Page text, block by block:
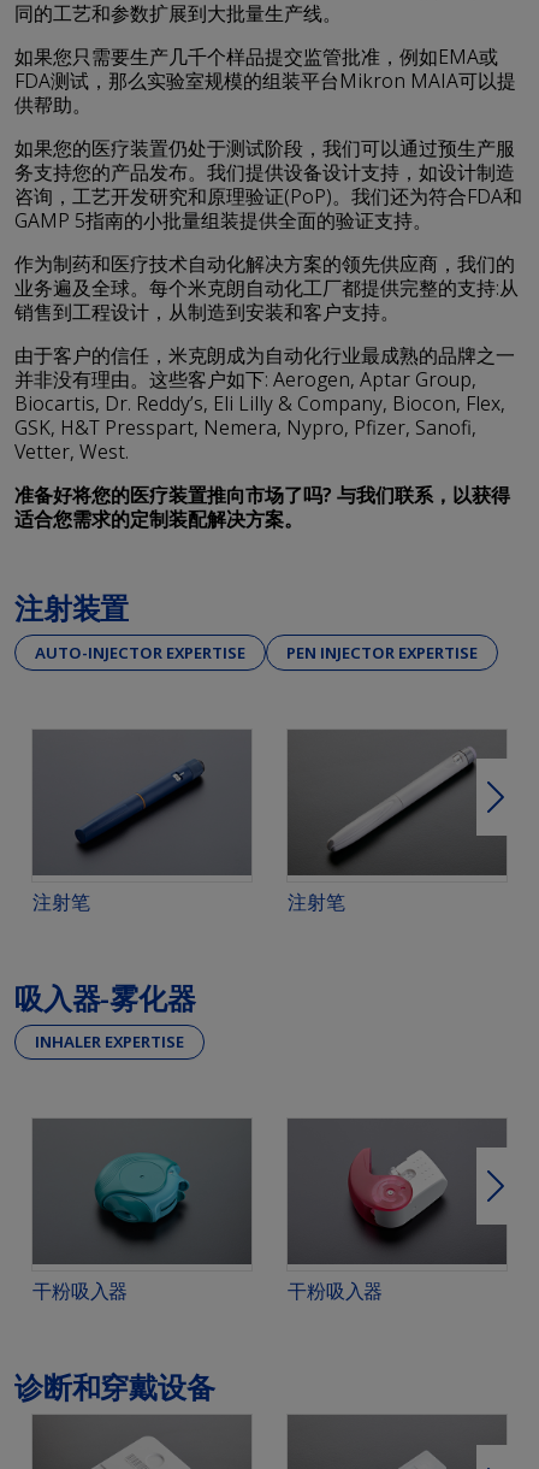
同的工艺和参数扩展到大批量生产线。
如果您只需要生产几千个样品提交监管批准，例如EMA或
FDA测试，那么实验室规模的组装平台Mikron MAIA可以提
供帮助。
如果您的医疗装置仍处于测试阶段，我们可以通过预生产服
务支持您的产品发布。我们提供设备设计支持，如设计制造
咨询，工艺开发研究和原理验证(PoP)。我们还为符合FDA和
GAMP 5指南的小批量组装提供全面的验证支持。
作为制药和医疗技术自动化解决方案的领先供应商，我们的
业务遍及全球。每个米克朗自动化工厂都提供完整的支持:从
销售到工程设计，从制造到安装和客户支持。
由于客户的信任，米克朗成为自动化行业最成熟的品牌之一
并非没有理由。这些客户如下: Aerogen, Aptar Group,
Biocartis, Dr. Reddy’s, Eli Lilly & Company, Biocon, Flex,
GSK, H&T Presspart, Nemera, Nypro, Pfizer, Sanofi,
Vetter, West.
准备好将您的医疗装置推向市场了吗? 与我们联系，以获得
适合您需求的定制装配解决方案。
注射装置
AUTO-INJECTOR EXPERTISE PEN INJECTOR EXPERTISE
注射笔 注射笔
下一
吸入器-雾化器
INHALER EXPERTISE
干粉吸入器 干粉吸入器
下一
诊断和穿戴设备